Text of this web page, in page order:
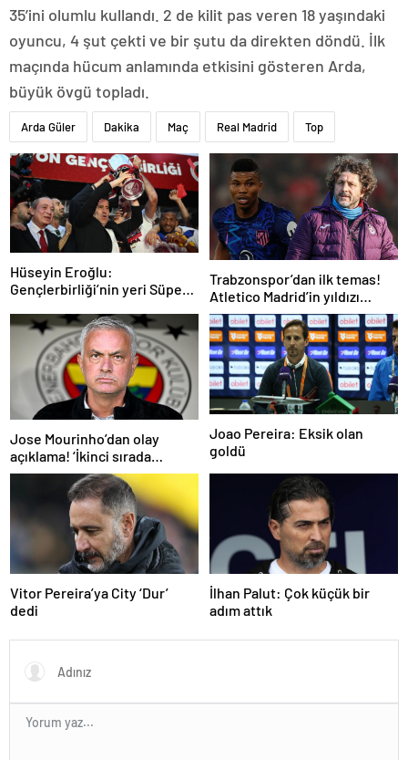
35’ini olumlu kullandı. 2 de kilit pas veren 18 yaşındaki
oyuncu, 4 şut çekti ve bir şutu da direkten döndü. İlk
maçında hücum anlamında etkisini gösteren Arda,
büyük övgü topladı.
Arda Güler Dakika Maç Real Madrid Top
Hüseyin Eroğlu:
Gençlerbirliği’nin yeri Süper
Trabzonspor’dan ilk temas!
Atletico Madrid’in yıldızı
gündemde
Jose Mourinho’dan olay
açıklama! ‘İkinci sırada
bitireceğiz’
Joao Pereira: Eksik olan
goldü
Vitor Pereira’ya City ‘Dur’
dedi
İlhan Palut: Çok küçük bir
adım attık